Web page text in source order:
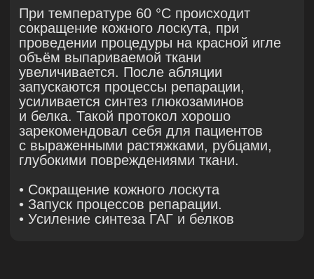
действие. Максимальный эффект
от сочетания двух процедур проявляется
через полтора месяца: выравнивается
тон и рельеф кожи, сужаются поры.
Терапия аргоновой и азотной плазмой
Плазмотерапия в восстановительный
период после микроигольчатой RF-
терапии оказывает заживляющее
и антибактериальное действие на кожу,
предотвращая новые воспалительные
процессы. Частота проведения процедур
-- один раз в неделю.
Продолжительность второго и третьего
особенностей пациента и, в среднем,
занимает 1−2 месяца.
Результаты прошли оценку через 1 месяц
после заключительной процедуры,